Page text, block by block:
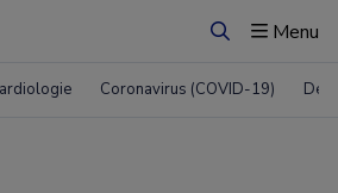
ZoekenMenu
Coronavirus (COVID-19)